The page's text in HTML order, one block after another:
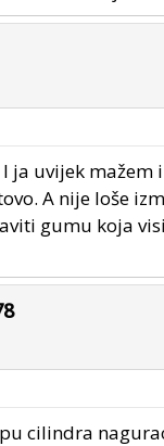
ja uvijek mažem
A nije loše
gumu koja
cilindra